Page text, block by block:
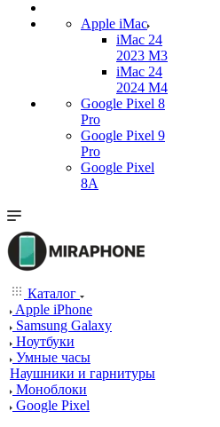
Apple iMac
iMac 24
2023 M3
iMac 24
2024 M4
Google Pixel 8
Pro
Google Pixel 9
Pro
Google Pixel
8A
Каталог
Apple iPhone
Samsung Galaxy
Ноутбуки
Умные часы
Наушники и гарнитуры
Моноблоки
Google Pixel